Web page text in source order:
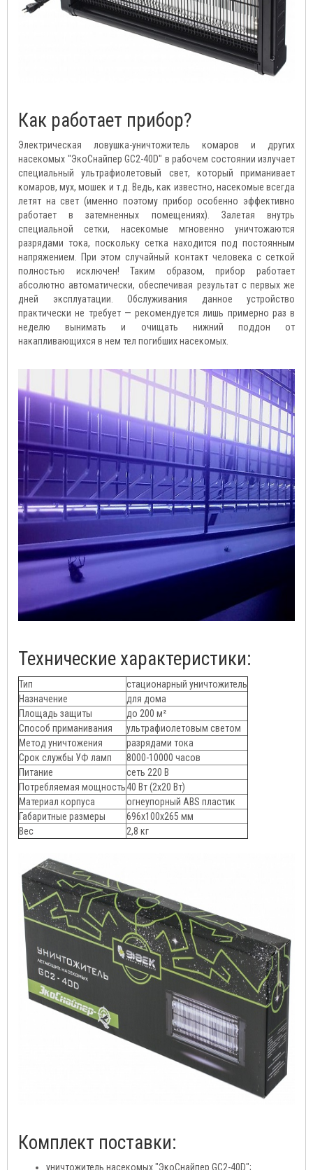
Как работает прибор?
Электрическая ловушка-уничтожитель комаров и других
насекомых "ЭкоСнайпер GC2-40D" в рабочем состоянии излучает
специальный ультрафиолетовый свет, который приманивает
комаров, мух, мошек и т.д. Ведь, как известно, насекомые всегда
летят на свет (именно поэтому прибор особенно эффективно
работает в затемненных помещениях). Залетая внутрь
специальной сетки, насекомые мгновенно уничтожаются
разрядами тока, поскольку сетка находится под постоянным
напряжением. При этом случайный контакт человека с сеткой
полностью исключен! Таким образом, прибор работает
абсолютно автоматически, обеспечивая результат с первых же
дней эксплуатации. Обслуживания данное устройство
практически не требует — рекомендуется лишь примерно раз в
неделю вынимать и очищать нижний поддон от
накапливающихся в нем тел погибших насекомых.
Технические характеристики:
Тип
стационарный уничтожитель
Назначение
для дома
Площадь защиты
до 200 м²
Способ приманивания
ультрафиолетовым светом
Метод уничтожения
разрядами тока
Срок службы УФ ламп
8000-10000 часов
Питание
сеть 220 В
Потребляемая мощность40 Вт (2х20 Вт)
Материал корпуса
огнеупорный ABS пластик
Габаритные размеры
696x100x265 мм
Вес
2,8 кг
Комплект поставки:
уничтожитель насекомых "ЭкоСнайпер GC2-40D";